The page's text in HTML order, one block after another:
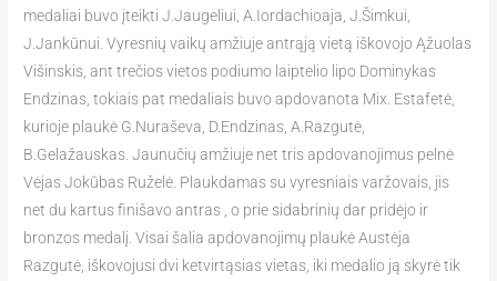
medaliai buvo įteikti J.Jaugeliui, A.Iordachioaja, J.Šimkui,
J.Jankūnui. Vyresnių vaikų amžiuje antrąją vietą iškovojo Ąžuolas
Višinskis, ant trečios vietos podiumo laiptelio lipo Dominykas
Endzinas, tokiais pat medaliais buvo apdovanota Mix. Estafetė,
kurioje plaukė G.Nuraševa, D.Endzinas, A.Razgutė,
B.Gelažauskas. Jaunučių amžiuje net tris apdovanojimus pelnė
Vėjas Jokūbas Ruželė. Plaukdamas su vyresniais varžovais, jis
net du kartus finišavo antras , o prie sidabrinių dar pridėjo ir
bronzos medalį. Visai šalia apdovanojimų plaukė Austėja
Razgutė, iškovojusi dvi ketvirtąsias vietas, iki medalio ją skyrė tik